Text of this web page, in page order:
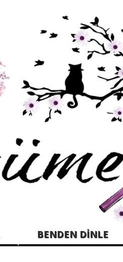
BENDEN DİNLE